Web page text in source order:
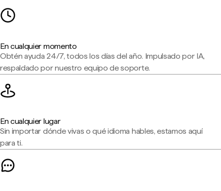
En cualquier momento
Obtén ayuda 24/7, todos los días del año. Impulsado por IA,
respaldado por nuestro equipo de soporte.
En cualquier lugar
Sin importar dónde vivas o qué idioma hables, estamos aquí
para ti.